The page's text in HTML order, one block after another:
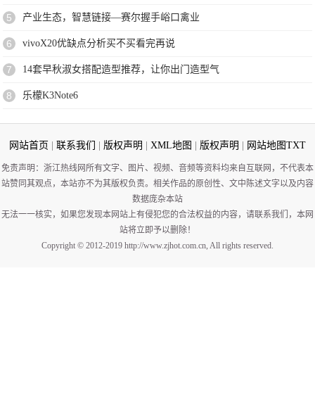
5 产业生态，智慧链接—赛尔握手峪口禽业
6 vivoX20优缺点分析买不买看完再说
7 14套早秋淑女搭配造型推荐，让你出门造型气
8 乐檬K3Note6
网站首页 联系我们 版权声明 XML地图 版权声明 网站地图TXT
免责声明：浙江热线网所有文字、图片、视频、音频等资料均来自互联网，不代表本
站赞同其观点，本站亦不为其版权负责。相关作品的原创性、文中陈述文字以及内容
数据庞杂本站
无法一一核实，如果您发现本网站上有侵犯您的合法权益的内容，请联系我们，本网
站将立即予以删除！
Copyright © 2012-2019 http://www.zjhot.com.cn, All rights reserved.